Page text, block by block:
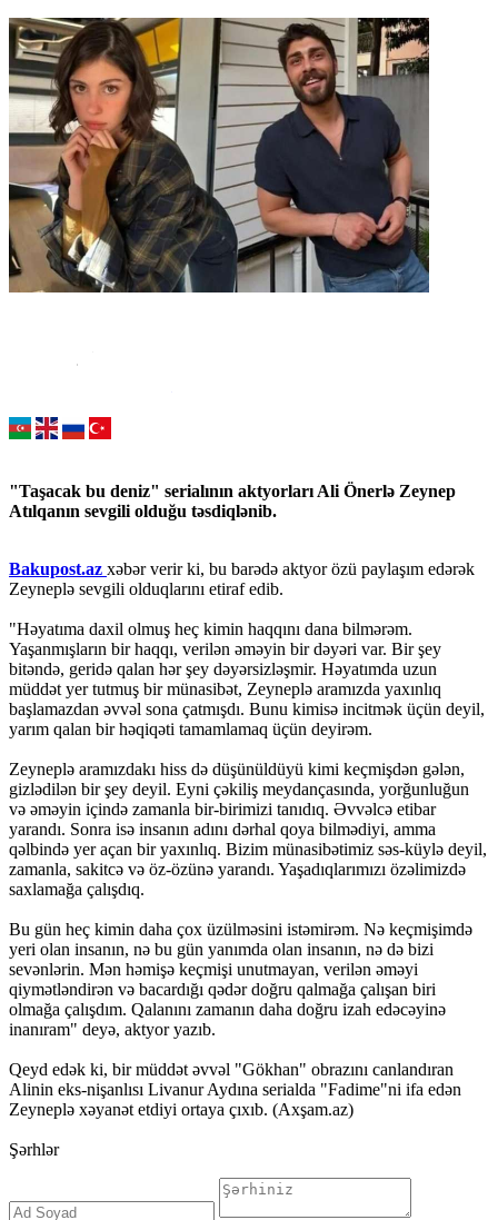
"Taşacak bu deniz" serialının aktyorları Ali Önerlə Zeynep
Atılqanın sevgili olduğu təsdiqlənib.
Bakupost.az xəbər verir ki, bu barədə aktyor özü paylaşım edərək
Zeyneplə sevgili olduqlarını etiraf edib.
"Həyatıma daxil olmuş heç kimin haqqını dana bilmərəm.
Yaşanmışların bir haqqı, verilən əməyin bir dəyəri var. Bir şey
bitəndə, geridə qalan hər şey dəyərsizləşmir. Həyatımda uzun
müddət yer tutmuş bir münasibət, Zeyneplə aramızda yaxınlıq
başlamazdan əvvəl sona çatmışdı. Bunu kimisə incitmək üçün deyil,
yarım qalan bir həqiqəti tamamlamaq üçün deyirəm.
Zeyneplə aramızdakı hiss də düşünüldüyü kimi keçmişdən gələn,
gizlədilən bir şey deyil. Eyni çəkiliş meydançasında, yorğunluğun
və əməyin içində zamanla bir-birimizi tanıdıq. Əvvəlcə etibar
yarandı. Sonra isə insanın adını dərhal qoya bilmədiyi, amma
qəlbində yer açan bir yaxınlıq. Bizim münasibətimiz səs-küylə deyil,
zamanla, sakitcə və öz-özünə yarandı. Yaşadıqlarımızı özəlimizdə
saxlamağa çalışdıq.
Bu gün heç kimin daha çox üzülməsini istəmirəm. Nə keçmişimdə
yeri olan insanın, nə bu gün yanımda olan insanın, nə də bizi
sevənlərin. Mən həmişə keçmişi unutmayan, verilən əməyi
qiymətləndirən və bacardığı qədər doğru qalmağa çalışan biri
olmağa çalışdım. Qalanını zamanın daha doğru izah edəcəyinə
inanıram" deyə, aktyor yazıb.
Qeyd edək ki, bir müddət əvvəl "Gökhan" obrazını canlandıran
Alinin eks-nişanlısı Livanur Aydına serialda "Fadime"ni ifa edən
Zeyneplə xəyanət etdiyi ortaya çıxıb. (Axşam.az)
Şərhlər